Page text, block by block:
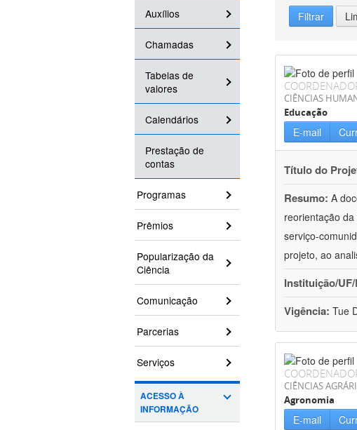
Auxílios
Chamadas
Tabelas de
valores
Calendários
Prestação de
contas
Programas
Prêmios
Popularização da
Ciência
Comunicação
Parcerias
Serviços
ACESSO À
INFORMAÇÃO
Filtrar
CIÊNCIAS
Educação
E-mail
Título do
Resumo: A
reorientação
serviço-
projeto, ao
Instituição/
Vigência: Tue
CIÊNCIAS
Agronomia
E-mail